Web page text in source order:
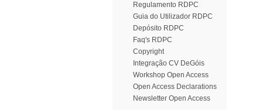
Regulamento RDPC
Guia do Utilizador RDPC
Depósito RDPC
Faq's RDPC
Copyright
Integração CV DeGóis
Workshop Open Access
Open Access Declarations
Newsletter Open Access